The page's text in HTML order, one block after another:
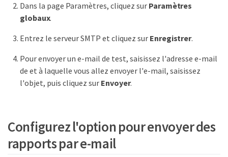
Dans la page Paramètres, cliquez sur Paramètres
globaux.
Entrez le serveur SMTP et cliquez sur Enregistrer.
Pour envoyer un e-mail de test, saisissez l'adresse e-mail
de et à laquelle vous allez envoyer l'e-mail, saisissez
l'objet, puis cliquez sur Envoyer.
Configurez l'option pour envoyer des
rapports par e-mail